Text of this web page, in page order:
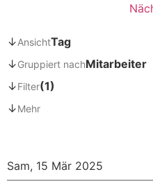
↓AnsichtTag
↓Gruppiert nachMitarbeiter
↓Filter(1)
↓Mehr
Sam, 15 Mär 2025